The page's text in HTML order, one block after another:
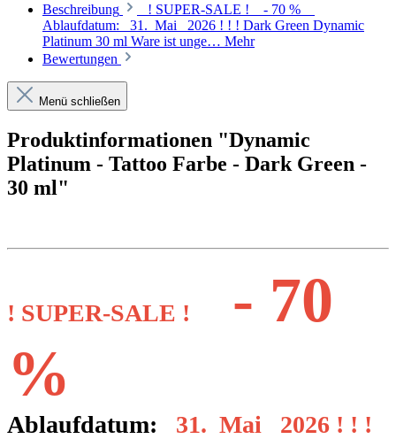
Beschreibung
! SUPER-SALE ! - 70 %
Ablaufdatum: 31. Mai 2026 ! ! ! Dark Green Dynamic
Platinum 30 ml Ware ist unge… Mehr
Bewertungen
Menü schließen
Produktinformationen "Dynamic
Platinum - Tattoo Farbe - Dark Green -
30 ml"
! SUPER-SALE !
- 70
%
Ablaufdatum: 31. Mai 2026 ! ! !